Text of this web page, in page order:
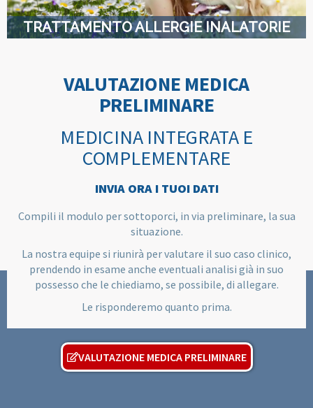
TRATTAMENTO ALLERGIE INALATORIE
VALUTAZIONE MEDICA
PRELIMINARE
MEDICINA INTEGRATA E
COMPLEMENTARE
INVIA ORA I TUOI DATI
Compili il modulo per sottoporci, in via preliminare, la sua
situazione.
La nostra equipe si riunirà per valutare il suo caso clinico,
prendendo in esame anche eventuali analisi già in suo
possesso che le chiediamo, se possibile, di allegare.
Le risponderemo quanto prima.
VALUTAZIONE MEDICA PRELIMINARE